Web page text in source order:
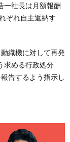
一社長は月額報酬
ぞれ自主返納す
織機に対して再発
求める行政処分
告するよう指示し